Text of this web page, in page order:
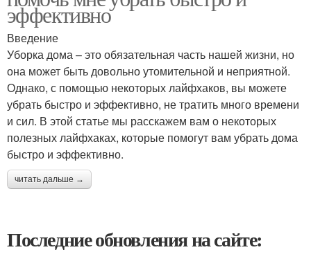
эффективно
Введение
Уборка дома – это обязательная часть нашей жизни, но
она может быть довольно утомительной и неприятной.
Однако, с помощью некоторых лайфхаков, вы можете
убрать быстро и эффективно, не тратить много времени
и сил. В этой статье мы расскажем вам о некоторых
полезных лайфхаках, которые помогут вам убрать дома
быстро и эффективно.
читать дальше →
Последние обновления на сайте: